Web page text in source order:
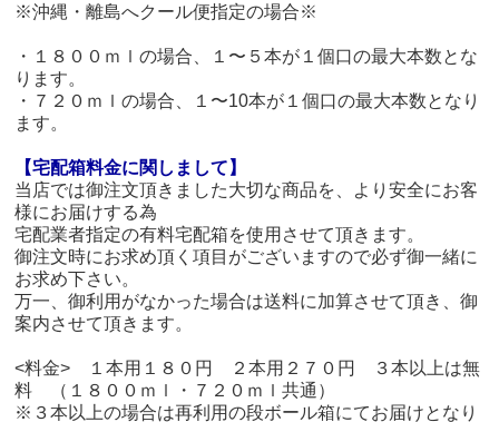
※沖縄・離島へクール便指定の場合※
・１８００ｍｌの場合、１〜５本が１個口の最大本数とな
ります。
・７２０ｍｌの場合、１〜10本が１個口の最大本数となり
ます。
【宅配箱料金に関しまして】
当店では御注文頂きました大切な商品を、より安全にお客
様にお届けする為
宅配業者指定の有料宅配箱を使用させて頂きます。
御注文時にお求め頂く項目がございますので必ず御一緒に
お求め下さい。
万一、御利用がなかった場合は送料に加算させて頂き、御
案内させて頂きます。
<料金> １本用１８０円 ２本用２７０円 ３本以上は無
料 （１８００ｍｌ・７２０ｍｌ共通）
※３本以上の場合は再利用の段ボール箱にてお届けとなり